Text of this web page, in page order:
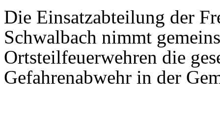
Die Einsatzabteilung der
Schwalbach nimmt
Ortsteilfeuerwehren die
Gefahrenabwehr in der